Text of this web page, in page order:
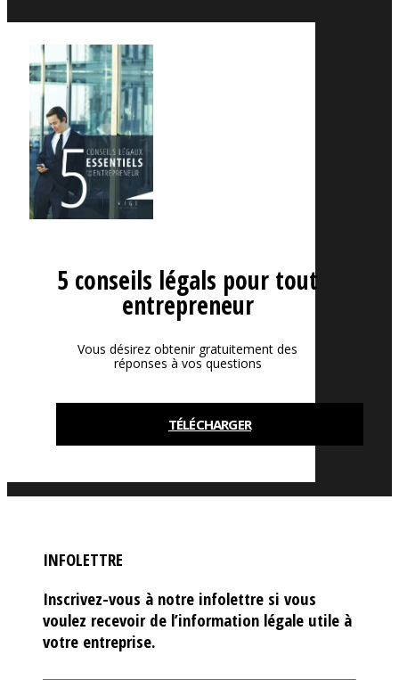
5 conseils légals pour tout
entrepreneur
Vous désirez obtenir gratuitement des
réponses à vos questions
TÉLÉCHARGER
INFOLETTRE
Inscrivez-vous à notre infolettre si vous
voulez recevoir de l’information légale utile à
votre entreprise.